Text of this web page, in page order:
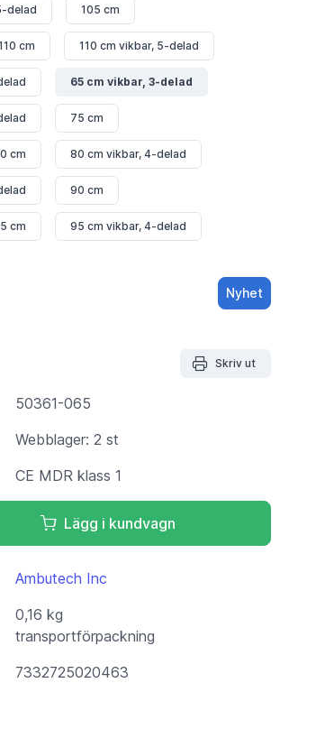
delad 105 cm
cm 110 cm vikbar, 5-delad
65 cm vikbar, 3-delad
75 cm
cm 80 cm vikbar, 4-delad
90 cm
cm 95 cm vikbar, 4-delad
Nyhet
Skriv ut
50361-065
Webblager: 2 st
CE MDR klass 1
Lägg i kundvagn
Ambutech Inc
0,16 kg
transportförpackning
7332725020463